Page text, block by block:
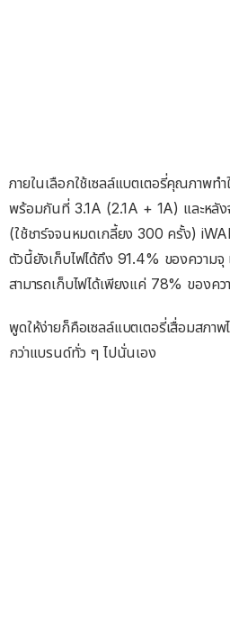
ภายในเลือกใช้เซลล์แบตเตอรี่คุณภาพทำ
พร้อมกันที่ 3.1A (2.1A + 1A) และหลั
(ใช้ชาร์จจนหมดเกลี้ยง 300 ครั้ง)
ตัวนี้ยังเก็บไฟได้ถึง 91.4% ของความ
สามารถเก็บไฟได้เพียงแค่ 78% ของคว
พูดให้ง่ายก็คือเซลล์แบตเตอรี่เสื่อมสภาพ
กว่าแบรนด์ทั่ว ๆ ไปนั่นเอง